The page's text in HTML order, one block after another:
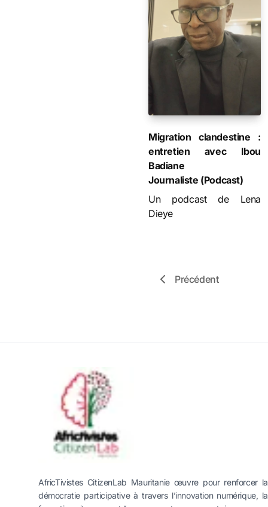
Migration clandestine :
entretien avec Ibou
Badiane
Journaliste (Podcast)
Un podcast de Lena
Dieye
Précédent
AfricTivistes CitizenLab Mauritanie œuvre pour renforcer la
démocratie participative à travers l’innovation numérique, la